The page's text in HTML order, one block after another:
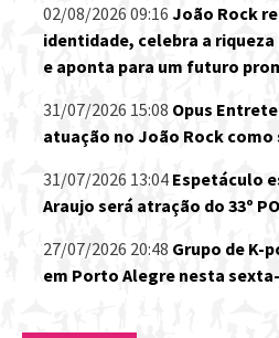
02/08/2026 09:16 João Rock
identidade, celebra a
e aponta para um futuro
31/07/2026 15:08 Opus
atuação no João Rock
31/07/2026 13:04 Espetáculo
Araujo será atração do 33º
27/07/2026 20:48 Grupo de K-
em Porto Alegre nesta